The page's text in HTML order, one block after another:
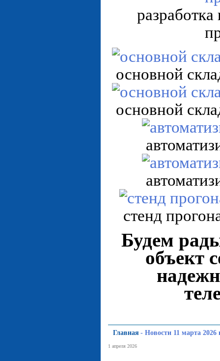
основной
основной
стенд
Будем
объект
Главная - Новости 11 марта 2026
1 апреля 2026